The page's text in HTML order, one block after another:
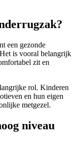
een gezonde
is vooral belangrijk
zit en
rol. Kinderen
en hun eigen
metgezel.
niveau